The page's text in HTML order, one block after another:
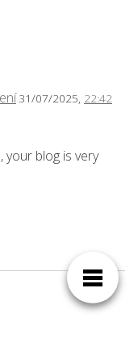
31/07/2025, 22:42
your blog is very